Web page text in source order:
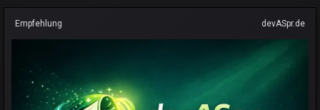
Empfehlung devASpr.de